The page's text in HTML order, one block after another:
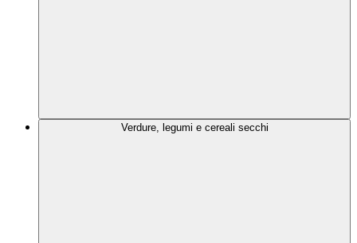
Verdure, legumi e cereali secchi